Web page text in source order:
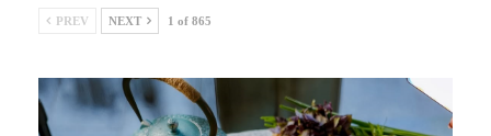
PREV NEXT 1 of 865